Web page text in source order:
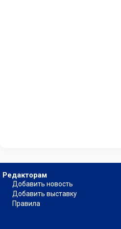
Редакторам
Добавить новость
Добавить выставку
Правила